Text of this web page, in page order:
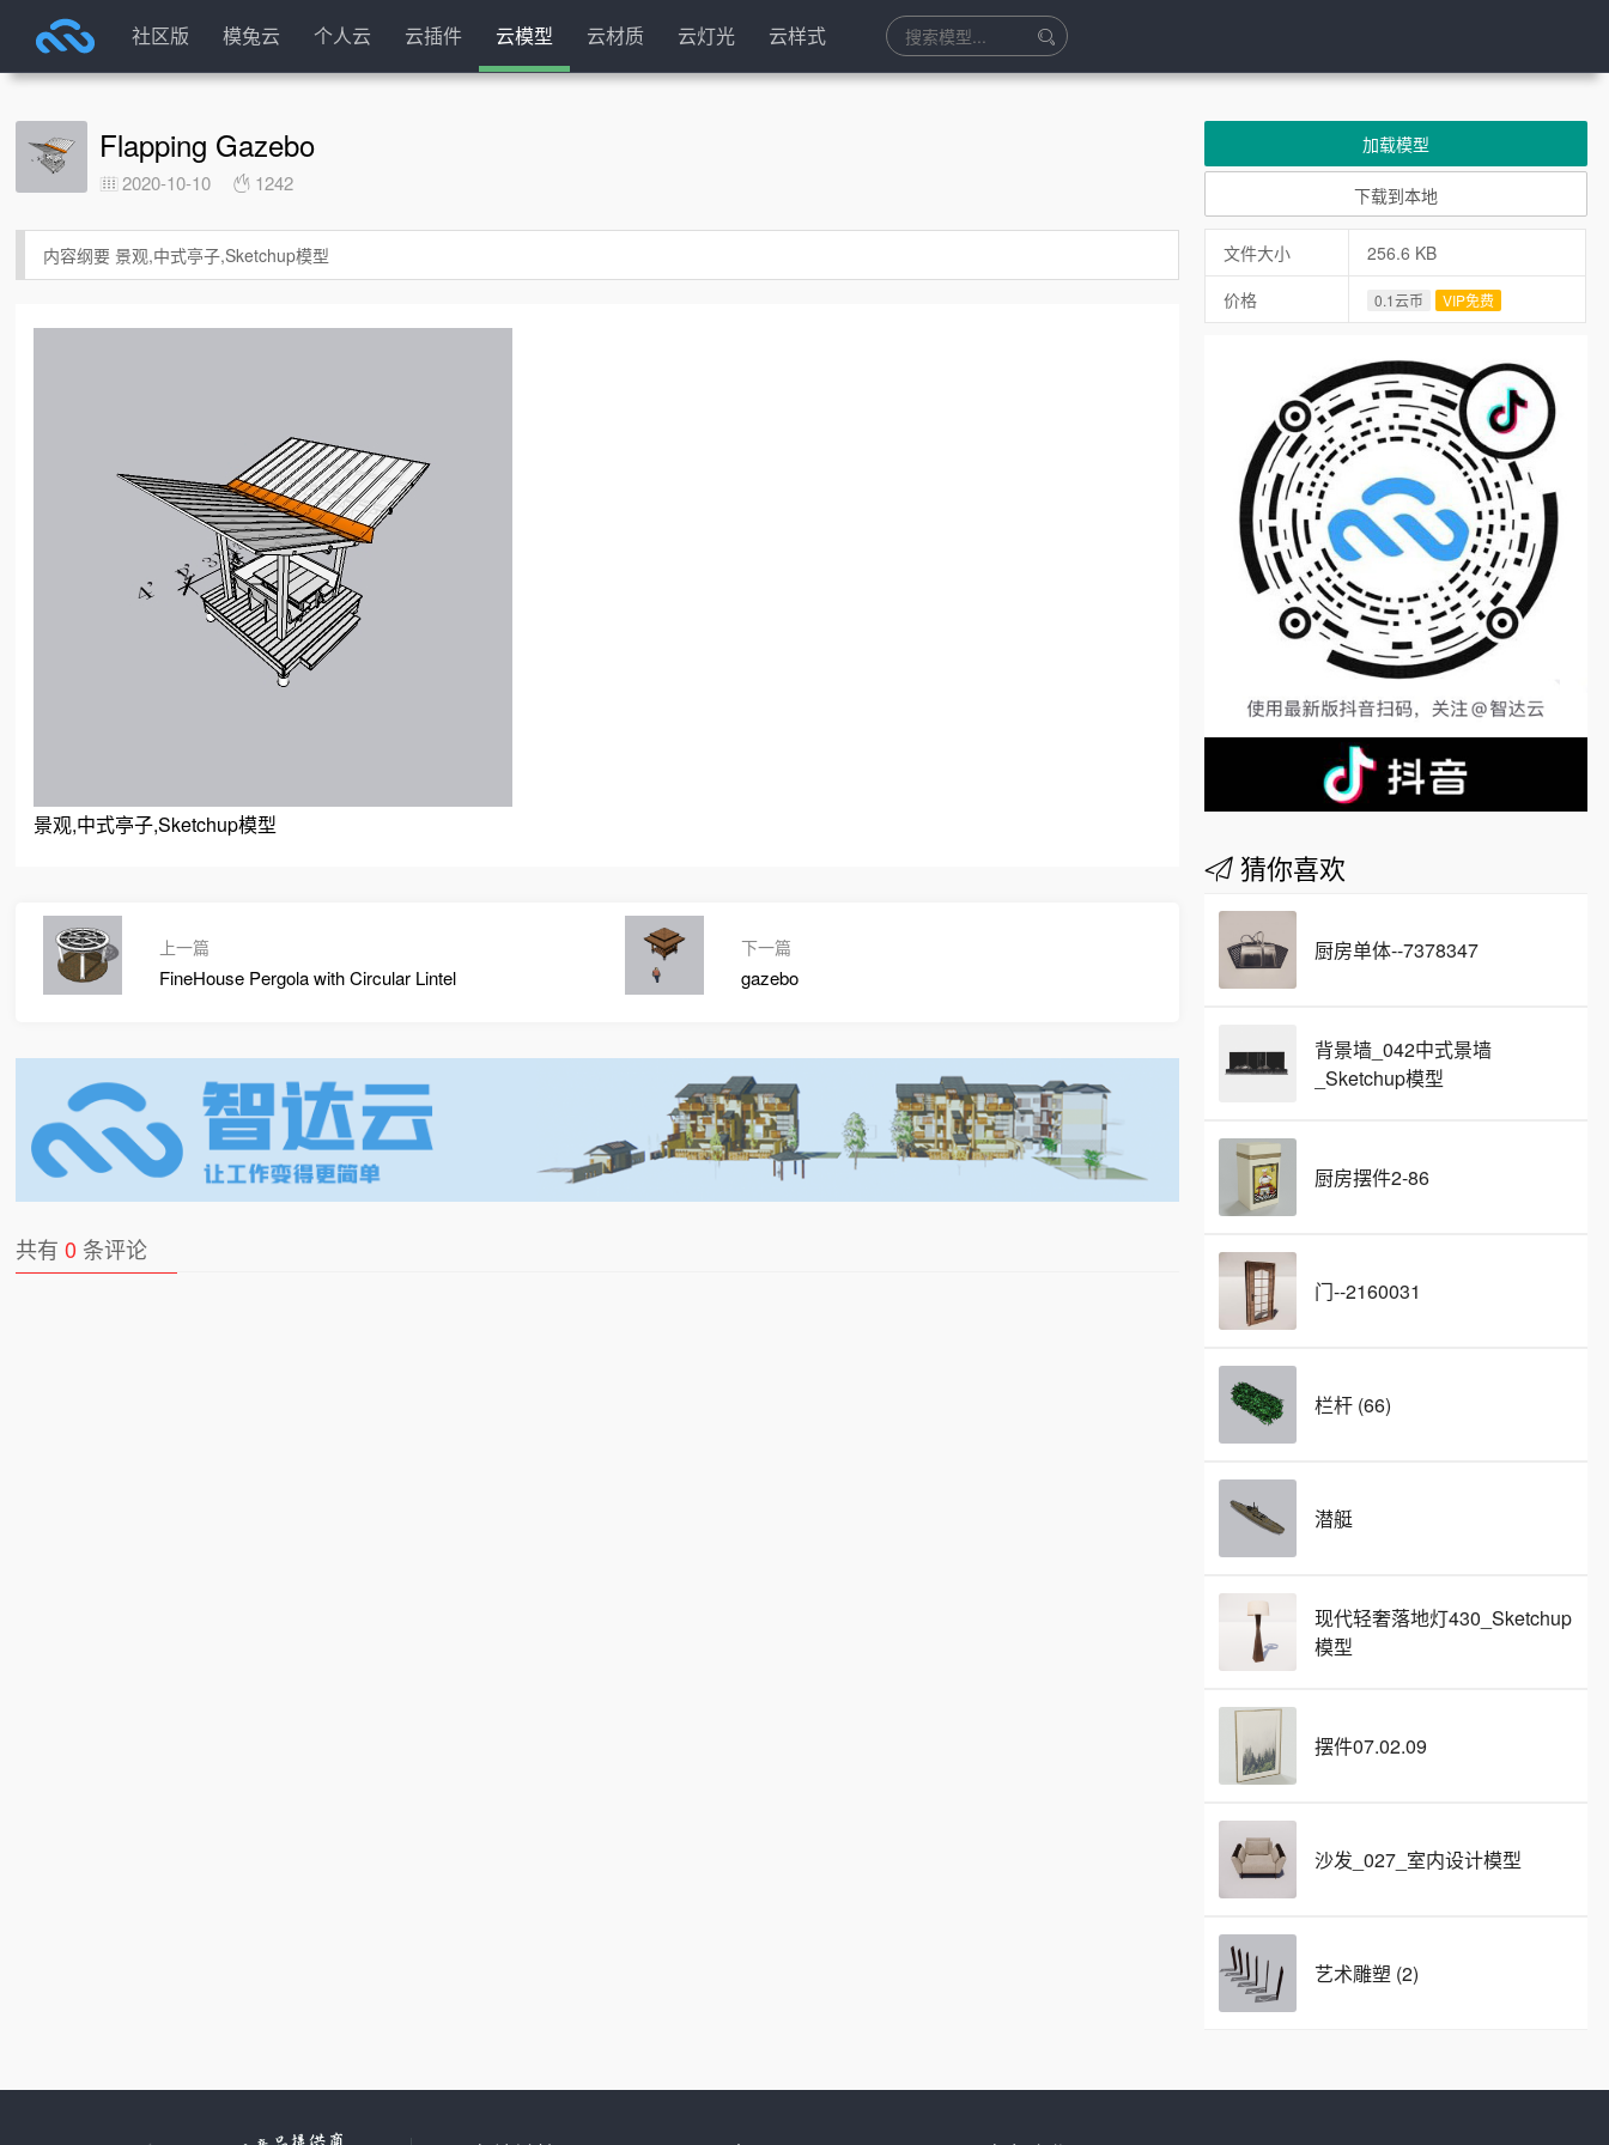
社区版 模兔云 个人云 云插件 云模型 云材质 云灯光 云样式
Flapping Gazebo
2020-10-10 1242
内容纲要 景观,中式亭子,Sketchup模型
景观,中式亭子,Sketchup模型
上一篇
FineHouse Pergola with Circular Lintel
下一篇
gazebo
共有0 条评论
加载模型
下载到本地
文件大小
256.6 KB
价格
0.1云币 VIP免费
猜你喜欢
厨房单体--7378347
背景墙_042中式景墙
_Sketchup模型
厨房摆件2-86
门--2160031
栏杆 (66)
潜艇
现代轻奢落地灯430_Sketchup
模型
摆件07.02.09
沙发_027_室内设计模型
艺术雕塑 (2)